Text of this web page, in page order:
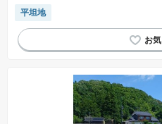
平坦地